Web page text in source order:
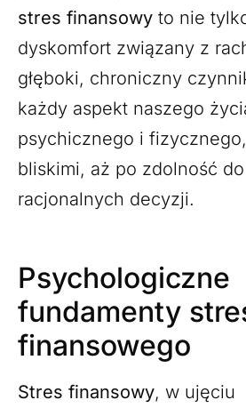
stres finansowy to nie
dyskomfort związany z
głęboki, chroniczny
każdy aspekt naszego
psychicznego i
bliskimi, aż po zdolność
racjonalnych decyzji.
Psychologiczne
fundamenty
finansowego
Stres finansowy, w ujęciu